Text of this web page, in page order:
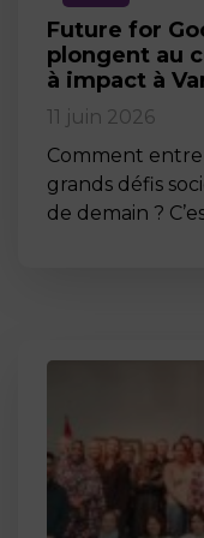
Future for
plongent au
à impact à
11 juin 2026
Comment
grands défis
de demain ?